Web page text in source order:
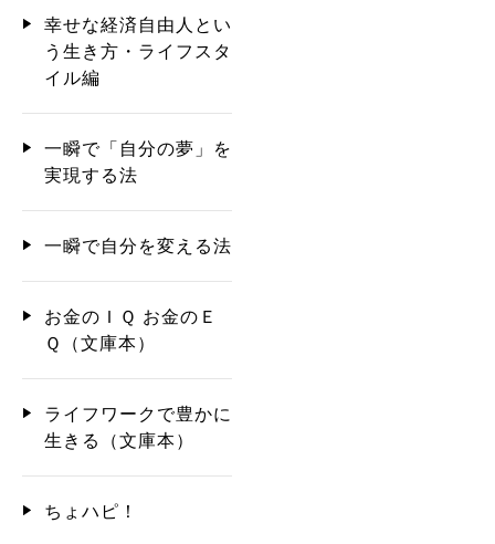
幸せな経済自由人とい
う生き方・ライフスタ
イル編
一瞬で「自分の夢」を
実現する法
一瞬で自分を変える法
お金のＩＱ お金のＥ
Ｑ（文庫本）
ライフワークで豊かに
生きる（文庫本）
ちょハピ！